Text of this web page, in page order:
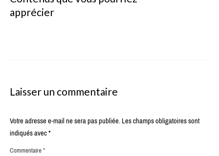
apprécier
Laisser un commentaire
Votre adresse e-mail ne sera pas publiée.Les champs obligatoires sont
indiqués avec*
Commentaire*